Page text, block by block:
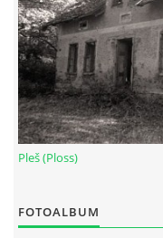
Pleš (Ploss)
FOTOALBUM